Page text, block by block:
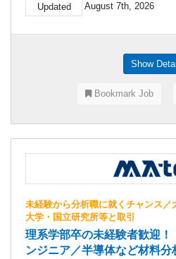
Updated August 7th, 2026
Show
Bookmark Job
未経験から分析職に就くチャンス／
大学・国立研究所等と取引
理系学部卒の未経験者歓迎
ンジニア／半導体など材料